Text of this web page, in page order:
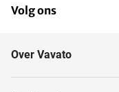
Kurkvloeren
Volg ons
Over Vavato